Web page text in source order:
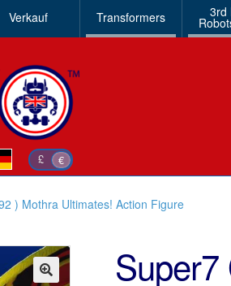
Verkauf Transformers 3rd
£ €
) Mothra Ultimates! Action Figure